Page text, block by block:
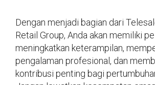
Dengan menjadi bagian dari
Retail Group, Anda akan memiliki
meningkatkan keterampilan,
pengalaman profesional, dan
kontribusi penting bagi